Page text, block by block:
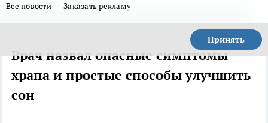
Все новости Заказать рекламу
Принять
Врач назвал опасные симптомы
храпа и простые способы улучшить
сон